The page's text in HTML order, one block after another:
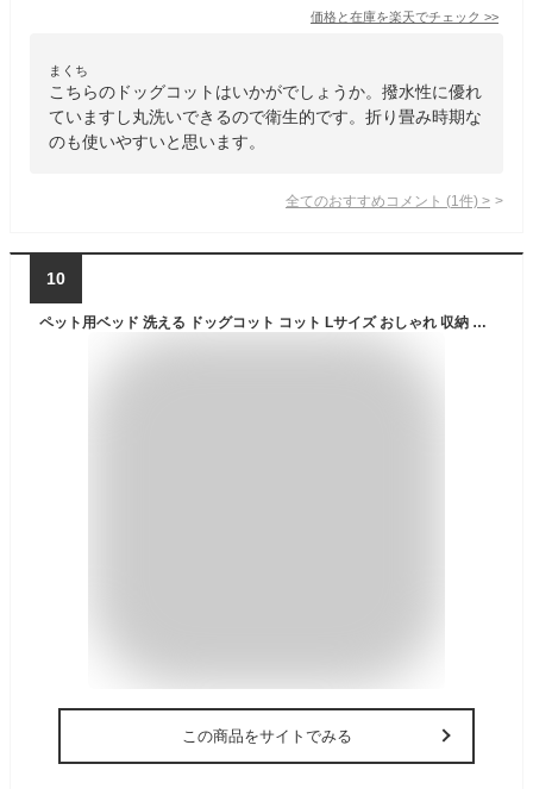
価格と在庫を楽天でチェック >>
まくち
こちらのドッグコットはいかがでしょうか。撥水性に優れ
ていますし丸洗いできるので衛生的です。折り畳み時期な
のも使いやすいと思います。
全てのおすすめコメント (1 件) >
10
ペット用ベッド 洗える ドッグコット コット Lサイズ おしゃれ 収納 持ち運び 折りたたみ 組立簡単 脚付き ケース付き アニマルベッド 犬用 小型犬 中型犬 大型犬 コット キャンプ アウトドア ギア 快適 黒 緑 ANML COT
この商品をサイトでみる